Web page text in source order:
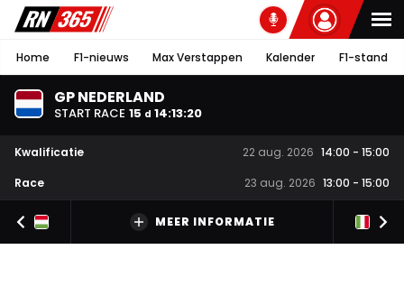
Home F1-nieuws Max Verstappen Kalender F1-stand
GP NEDERLAND
START RACE 15 d 14:13:19
Kwalificatie 22 aug. 2026 14:00 - 15:00
Race
23 aug. 2026 13:00 - 15:00
MEER INFORMATIE